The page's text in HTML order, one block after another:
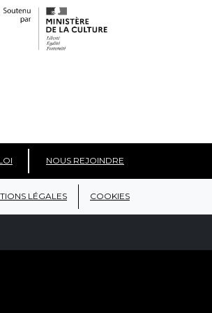
NOUS REJOINDRE
LÉGALES COOKIES